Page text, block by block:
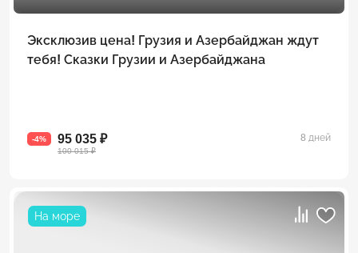
Эксклюзив цена! Грузия и Азербайджан ждут
тебя! Сказки Грузии и Азербайджана
-4% 95 035 ₽
100 015 ₽
8 дней
На море